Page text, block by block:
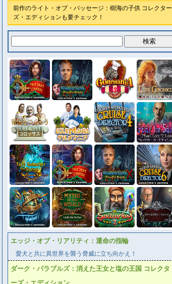
前作のライト・オブ・パッセージ：樹海の子供 コレクター
ズ・エディションも要チェック！
エッジ・オブ・リアリティ：運命の指輪
愛犬と共に異世界を襲う脅威に立ち向かえ！
ダーク・パラブルズ：消えた王女と塩の王国 コレクタ